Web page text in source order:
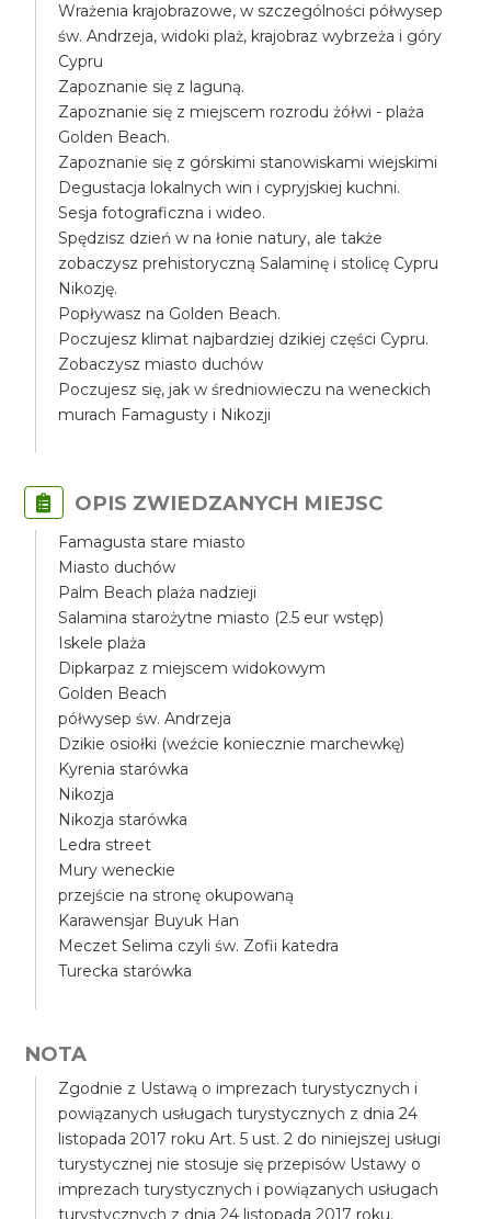
Wrażenia krajobrazowe, w szczególności półwysep
św. Andrzeja, widoki plaż, krajobraz wybrzeża i góry
Cypru
Zapoznanie się z laguną.
Zapoznanie się z miejscem rozrodu żółwi - plaża
Golden Beach.
Zapoznanie się z górskimi stanowiskami wiejskimi
Degustacja lokalnych win i cypryjskiej kuchni.
Sesja fotograficzna i wideo.
Spędzisz dzień w na łonie natury, ale także
zobaczysz prehistoryczną Salaminę i stolicę Cypru
Nikozję.
Popływasz na Golden Beach.
Poczujesz klimat najbardziej dzikiej części Cypru.
Zobaczysz miasto duchów
Poczujesz się, jak w średniowieczu na weneckich
murach Famagusty i Nikozji
OPIS ZWIEDZANYCH MIEJSC
Famagusta stare miasto
Miasto duchów
Palm Beach plaża nadzieji
Salamina starożytne miasto (2.5 eur wstęp)
Iskele plaża
Dipkarpaz z miejscem widokowym
Golden Beach
półwysep św. Andrzeja
Dzikie osiołki (weźcie koniecznie marchewkę)
Kyrenia starówka
Nikozja
Nikozja starówka
Ledra street
Mury weneckie
przejście na stronę okupowaną
Karawensjar Buyuk Han
Meczet Selima czyli św. Zofii katedra
Turecka starówka
NOTA
Zgodnie z Ustawą o imprezach turystycznych i
powiązanych usługach turystycznych z dnia 24
listopada 2017 roku Art. 5 ust. 2 do niniejszej usługi
turystycznej nie stosuje się przepisów Ustawy o
imprezach turystycznych i powiązanych usługach
turystycznych z dnia 24 listopada 2017 roku.